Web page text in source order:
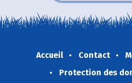
Accueil Contact
Protection des